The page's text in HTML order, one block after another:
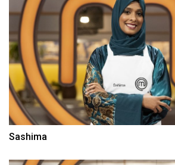
Sashima